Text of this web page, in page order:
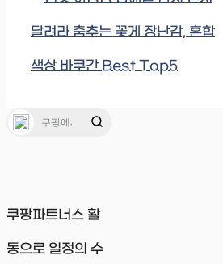
달려라 춤추는 꽃게 장난감, 혼합
색상 바쿠간 Best Top5
쿠팡파트너스 활
동으로 일정의 수